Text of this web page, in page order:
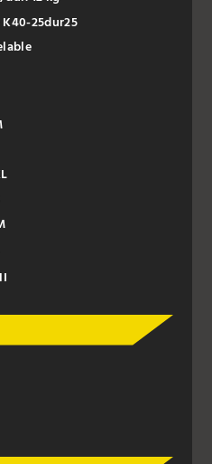
25dur25